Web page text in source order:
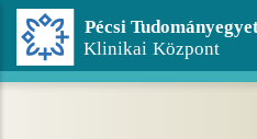
Ugrás
tartalomra